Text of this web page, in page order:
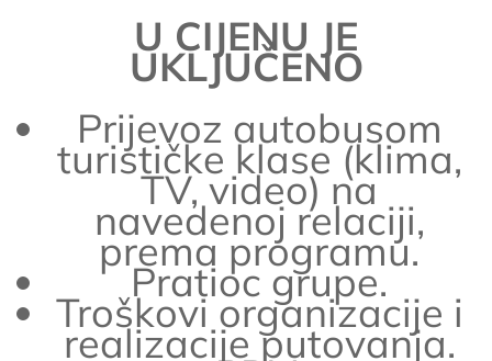
U CIJENU JE
UKLJUČENO
Prijevoz autobusom
turističke klase (klima,
TV, video) na
navedenoj relaciji,
prema programu.
Pratioc grupe.
Troškovi organizacije i
realizacije putovanja.